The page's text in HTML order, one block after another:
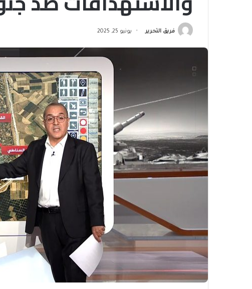
فريق التحرير يونيو 25, 2025